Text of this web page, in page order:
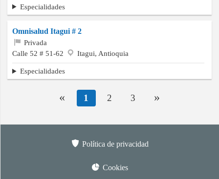
Especialidades
Omnisalud Itagui # 2
Privada
Calle 52 # 51-62
Itagui, Antioquia
Especialidades
« 1 2 3 »
Política de privacidad
Cookies